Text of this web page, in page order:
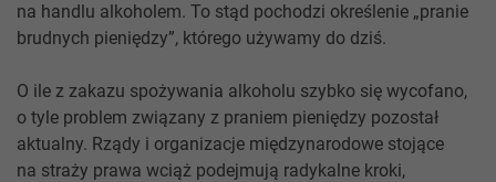
na handlu alkoholem. To stąd pochodzi określenie „pranie
brudnych pieniędzy”, którego używamy do dziś.
O ile z zakazu spożywania alkoholu szybko się wycofano,
o tyle problem związany z praniem pieniędzy pozostał
aktualny. Rządy i organizacje międzynarodowe stojące
na straży prawa wciąż podejmują radykalne kroki,